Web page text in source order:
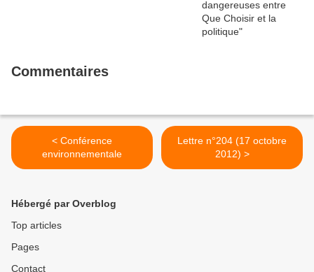
Commentaires
< Conférence
environnementale
Lettre n°204 (17 octobre
2012) >
Hébergé par Overblog
Top articles
Pages
Contact